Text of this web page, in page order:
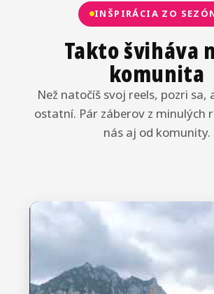
INŠPIRÁCIA ZO
Takto šviháva
komunita
Než natočíš svoj reels, pozri sa,
ostatní. Pár záberov z minulých
nás aj od komunity.